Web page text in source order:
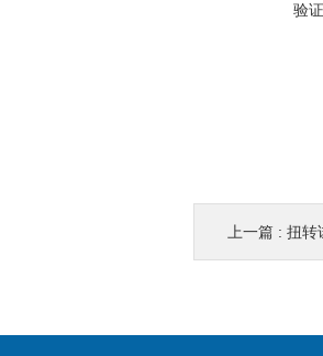
验
上一篇 : 扭转